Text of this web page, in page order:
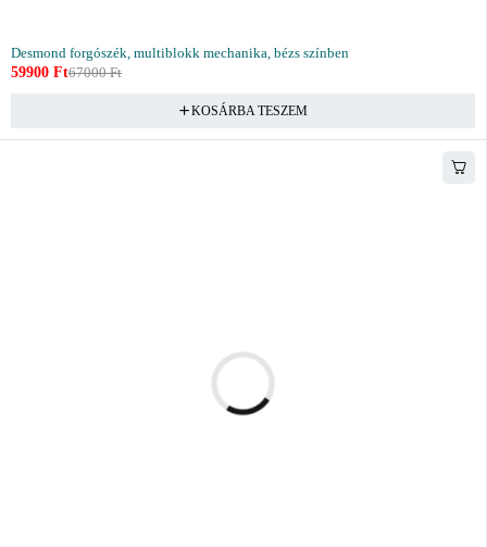
Desmond forgószék, multiblokk mechanika, bézs színben
67000Ft
59900 Ft
KOSÁRBA TESZEM